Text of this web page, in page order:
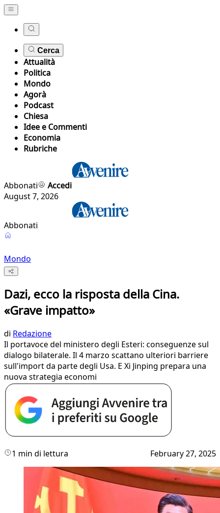
Cerca
Attualità
Politica
Mondo
Agorà
Podcast
Chiesa
Idee e Commenti
Economia
Rubriche
Abbonati
Accedi
August 7, 2026
Abbonati
Mondo
Dazi, ecco la risposta della Cina.
«Grave impatto»
di Redazione
Il portavoce del ministero degli Esteri: conseguenze sul
dialogo bilaterale. Il 4 marzo scattano ulteriori barriere
sull'import da parte degli Usa. E Xi Jinping prepara una
nuova strategia economi
1 min di lettura February 27, 2025